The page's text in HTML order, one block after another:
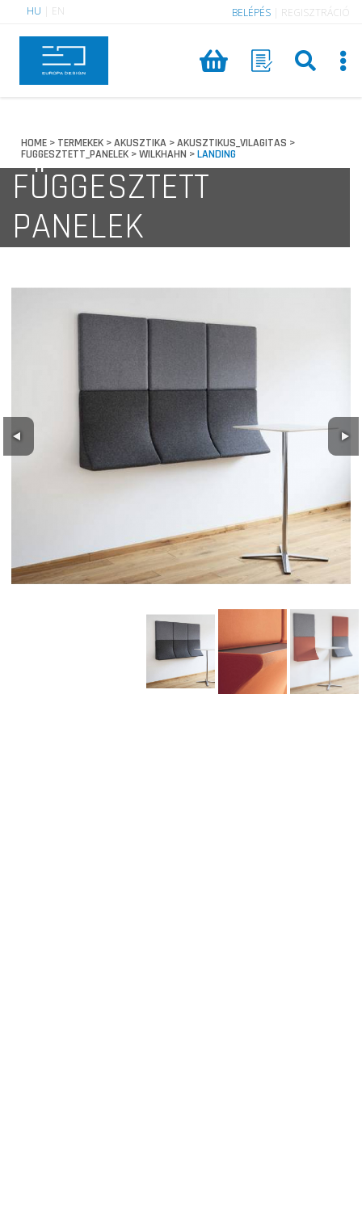
HU EN BELÉPÉS REGISZTRÁCIÓ
HOME > TERMEKEK >AKUSZTIKA >AKUSZTIKUS_VILAGITAS >
FUGGESZTETT_PANELEK >WILKHAHN >LANDING
FÜGGESZTETT
PANELEK